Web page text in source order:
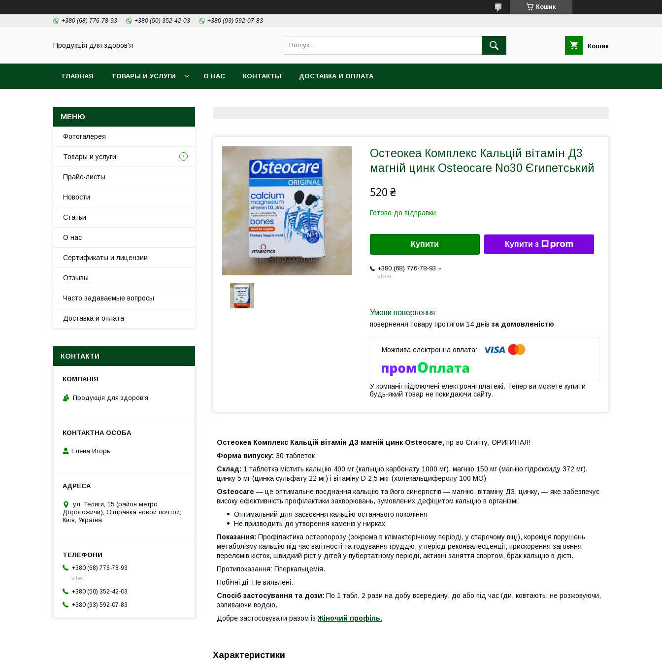
Кошик
+380 (68) 776-78-93 +380 (50) 352-42-03 +380 (93) 592-07-83
Продукція для здоров'я Кошик
ГЛАВНАЯ ТОВАРЫ И УСЛУГИ О НАС КОНТАКТЫ ДОСТАВКА И ОПЛАТА
Остеокеа Комплекс Кальцій вітамін Д3
магній цинк Osteocare No30 Єгипетський
520 ₴
Готово до відправки
Купити Купити з
+380 (68) 776-78-93
viber
повернення товару протягом 14 днів за домовленістю
У компанії підключені електронні платежі. Тепер ви можете купити
будь-який товар не покидаючи сайту.
Остеокеа Комплекс Кальцій вітамін Д3 магній цинк Osteocare, пр-во Єгипту, ОРИГИНАЛ!
Форма випуску: 30 таблеток
Склад: 1 таблетка містить кальцію 400 мг (кальцію карбонату 1000 мг), магнію 150 мг (магнію гідроксиду 372 мг),
цинку 5 мг (цинка сульфату 22 мг) і вітаміну D 2,5 мкг (холекальциферолу 100 МО)
Osteocare — це оптимальне поєднання кальцію та його синергістів — магнію, вітаміну Д3, цинку, — яке забезпечує
високу ефективність профілактики захворювань, зумовлених дефіцитом кальцію в організмі:
Оптимальний для засвоєння кальцію останнього покоління
Не призводить до утворення каменів у нирках
Показання: Профілактика остеопорозу (зокрема в клімактерічному періоді, у старечому віці), корекція порушень
метаболізму кальцію під час вагітності та годування груддю, у період реконвалесценції, прискорення загоєння
переломів кісток, швидкий ріст у дітей у пубертатному періоді, активні заняття спортом, брак кальцію в дієті.
Протипоказання: Гіперкальцемія.
Побічні дії Не виявлені.
Спосіб застосування та дози: По 1 табл. 2 рази на добу всередину, до або під час їди, ковтають, не розжовуючи,
запиваючи водою.
Добре застосовувати разом із Жіночий профіль.
Характеристики
Фотогалерея
Товары и услуги
Прайс-листы
Новости
Статьи
О нас
Сертификаты и лицензии
Отзывы
Часто задаваемые вопросы
Доставка и оплата
КОНТАКТИ
Продукція для здоров'я
Елена Игорь
ул. Телиги, 15 (район метро
Дорогожичи), Отправка новой почтой,
Київ, Україна
+380 (68) 776-78-93
viber
+380 (50) 352-42-03
+380 (93) 592-07-83